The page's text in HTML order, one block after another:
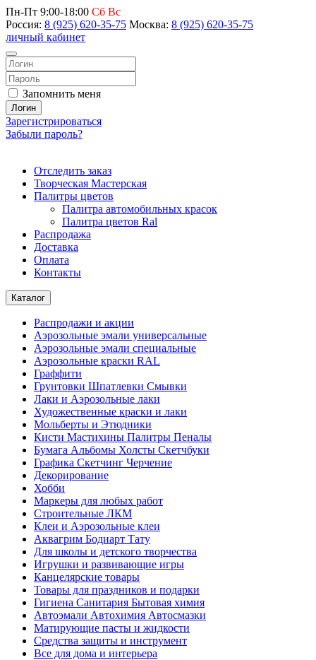
Пн-Пт 9:00-18:00 Сб Вс
Россия: 8 (925) 620-35-75 Москва: 8 (925) 620-35-75
личный кабинет
Запомнить меня
Логин
Зарегистрироваться
Забыли пароль?
Отследить заказ
Творческая Мастерская
Палитры цветов
Палитра автомобильных красок
Палитра цветов Ral
Распродажа
Доставка
Оплата
Контакты
Каталог
Распродажи и акции
Аэрозольные эмали универсальные
Аэрозольные эмали специальные
Аэрозольные краски RAL
Граффити
Грунтовки Шпатлевки Смывки
Лаки и Аэрозольные лаки
Художественные краски и лаки
Мольберты и Этюдники
Кисти Мастихины Палитры Пеналы
Бумага Альбомы Холсты Скетчбуки
Графика Скетчинг Черчение
Декорирование
Хобби
Маркеры для любых работ
Строительные ЛКМ
Клеи и Аэрозольные клеи
Аквагрим Бодиарт Тату
Для школы и детского творчества
Игрушки и развивающие игры
Канцелярские товары
Товары для праздников и подарки
Гигиена Санитария Бытовая химия
Автоэмали Автохимия Автосмазки
Матирующие пасты и жидкости
Средства защиты и инструмент
Все для дома и интерьера